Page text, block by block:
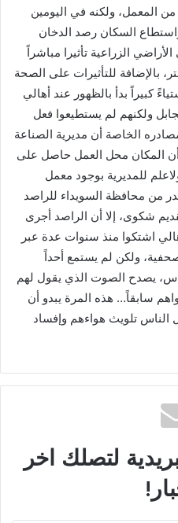
المعمل، ولكنه في اليومين
واستطاع السكان رصد الدخان
الزراعية تأثيرا مباشراً
بالإضافة للتأثيرات على الصحة
كبيراً بدأ بالظهور عند أهالي
ولكنهم لم يستطيعوا فعل
الخاصة أن مديرية الصناعة
المكان محل العمل حاصل على
مجبل اسفلت عام 2013 ولاعلم للمديرية بوجود معمل
من محافظة السويداء للراصد
شكوى، إلا أن الراصد أجرى
اشتكوا منذ سنوات عدة عبر
صحفية، ولكن لم يستمع أحداً
يصدح الصوت الذي يقول لهم
سابقاً… هذه المرة يبدو أن
الناس تلويث هواءهم وإفساد
لتصلك اخر